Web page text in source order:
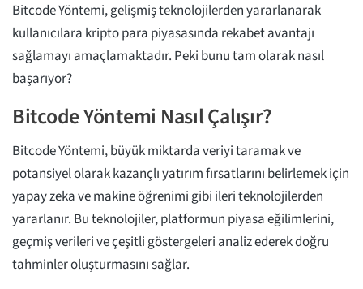
Bitcode Yöntemi, gelişmiş teknolojilerden yararlanarak
kullanıcılara kripto para piyasasında rekabet avantajı
sağlamayı amaçlamaktadır. Peki bunu tam olarak nasıl
başarıyor?
Bitcode Yöntemi Nasıl Çalışır?
Bitcode Yöntemi, büyük miktarda veriyi taramak ve
potansiyel olarak kazançlı yatırım fırsatlarını belirlemek için
yapay zeka ve makine öğrenimi gibi ileri teknolojilerden
yararlanır. Bu teknolojiler, platformun piyasa eğilimlerini,
geçmiş verileri ve çeşitli göstergeleri analiz ederek doğru
tahminler oluşturmasını sağlar.